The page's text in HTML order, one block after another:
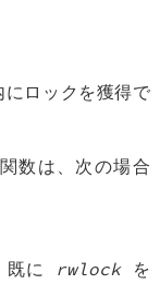
ロックを獲得で
数は、次の場合
既に rwlockを